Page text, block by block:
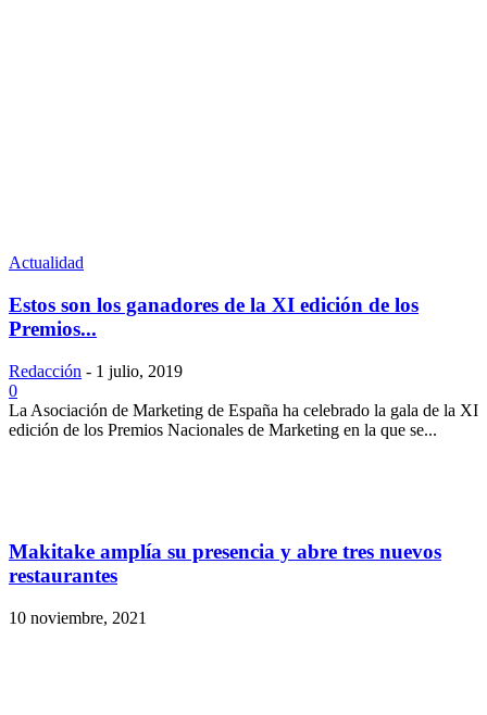
Actualidad
Estos son los ganadores de la XI edición de los
Premios...
Redacción - 1 julio, 2019
0
La Asociación de Marketing de España ha celebrado la gala de la XI
edición de los Premios Nacionales de Marketing en la que se...
Makitake amplía su presencia y abre tres nuevos
restaurantes
10 noviembre, 2021